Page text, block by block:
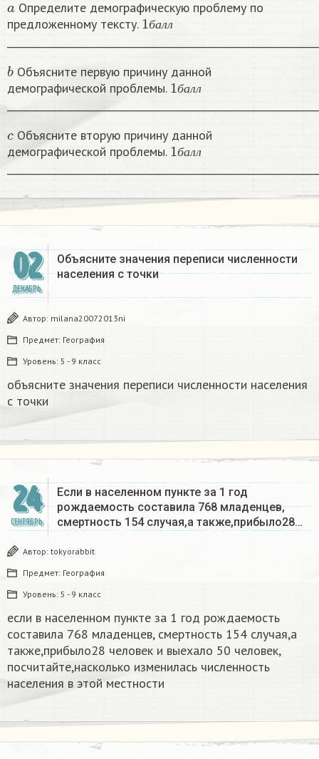
Определите демографическую проблему по
предложенному тексту.
б алл
1балл
b
Объясните первую причину данной
демографической проблемы.
балл
1балл
Объясните вторую причину данной
демографической проблемы.
балл
1балл
02
ДЕКАБРЬ
Объясните значения переписи численности
населения с точки​
Автор: milana20072013ni
Предмет: География
Уровень: 5 - 9 класс
объясните значения переписи численности населения
с точки​
24
СЕНТЯБРЬ
Если в населенном пункте за 1 год
рождаемость составила 768 младенцев,
смертность 154 случая,а также,прибыло28…
Автор: tokyorabbit
Предмет: География
Уровень: 5 - 9 класс
если в населенном пункте за 1 год рождаемость
составила 768 младенцев, смертность 154 случая,а
также,прибыло28 человек и выехало 50 человек,
посчитайте,насколько изменилась численность
населения в этой местности